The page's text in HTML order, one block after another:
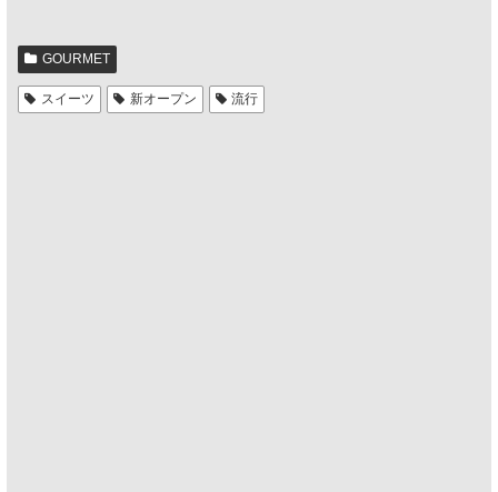
GOURMET
スイーツ 新オープン 流行